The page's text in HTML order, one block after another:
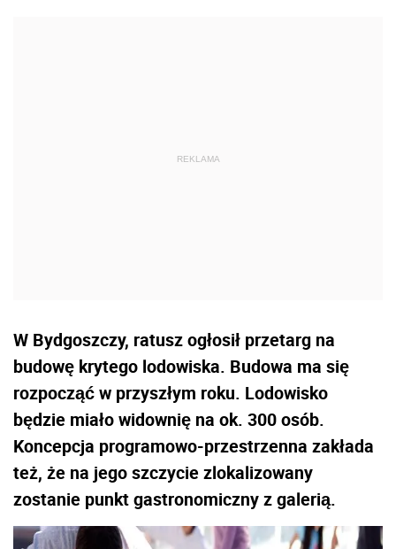
W Bydgoszczy, ratusz ogłosił przetarg na
budowę krytego lodowiska. Budowa ma się
rozpocząć w przyszłym roku. Lodowisko
będzie miało widownię na ok. 300 osób.
Koncepcja programowo-przestrzenna zakłada
też, że na jego szczycie zlokalizowany
zostanie punkt gastronomiczny z galerią.